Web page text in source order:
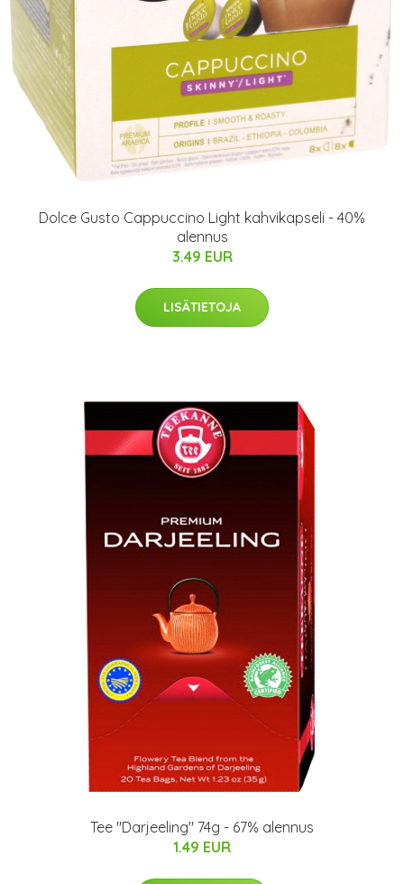
Dolce Gusto Cappuccino Light kahvikapseli - 40%
alennus
3.49 EUR
LISÄTIETOJA
Tee "Darjeeling" 74g - 67% alennus
1.49 EUR